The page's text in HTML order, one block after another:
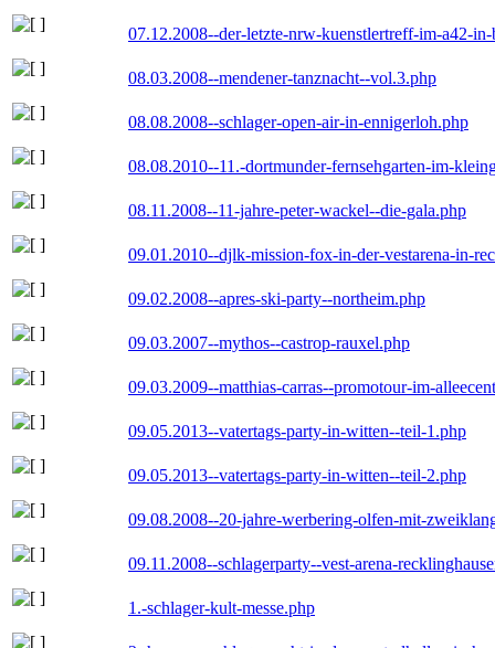
07.12.2008--der-letzte-nrw-kuenstlertreff-im-a42-
08.03.2008--mendener-tanznacht--vol.3.php
08.08.2008--schlager-open-air-in-ennigerloh.php
08.08.2010--11.-dortmunder-fernsehgarten-im-
08.11.2008--11-jahre-peter-wackel--die-gala.php
09.01.2010--djlk-mission-fox-in-der-vestarena-in-
09.02.2008--apres-ski-party--northeim.php
09.03.2007--mythos--castrop-rauxel.php
09.03.2009--matthias-carras--promotour-im-
09.05.2013--vatertags-party-in-witten--teil-1.php
09.05.2013--vatertags-party-in-witten--teil-2.php
09.08.2008--20-jahre-werbering-olfen-mit-
09.11.2008--schlagerparty--vest-arena-
1.-schlager-kult-messe.php